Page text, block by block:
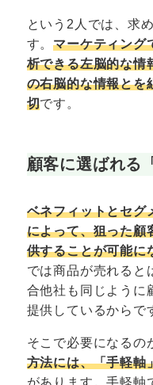
という2人では、求
す。マーケティング
析できる左脳的な情
の右脳的な情報とを
切です。
顧客に選ばれる
ベネフィットとセグ
によって、狙った顧
供することが可能に
では商品が売れると
合他社も同じように
提供しているか
そこで必要になるの
方法には、「手軽軸
があります。手軽軸